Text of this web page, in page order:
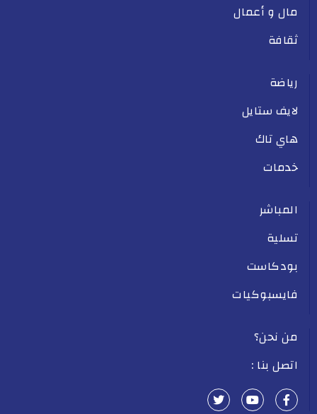
مال و أعمال
ثقافة
رياضة
لايف ستايل
هاي تاك
خدمات
المباشر
تسلية
بودكاست
فايسبوكيات
من نحن؟
اتصل بنا :